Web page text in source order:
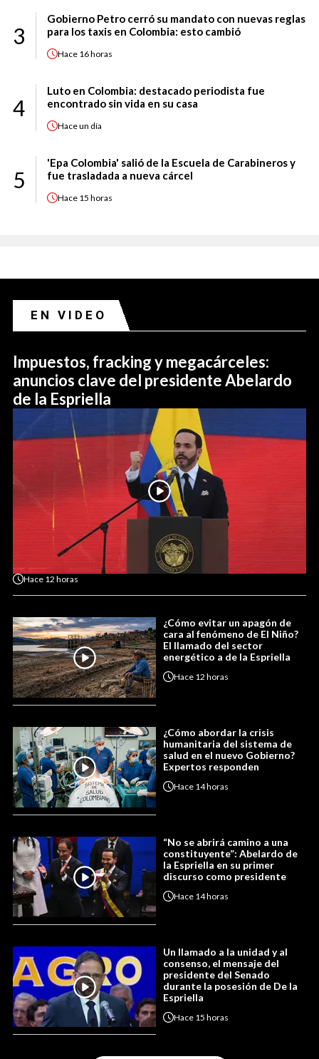
3
Gobierno Petro cerró su mandato con nuevas reglas
para los taxis en Colombia: esto cambió
Hace 16 horas
4
Luto en Colombia: destacado periodista fue
encontrado sin vida en su casa
Haceun día
5
'Epa Colombia' salió de la Escuela de Carabineros y
fue trasladada a nueva cárcel
Hace 15 horas
EN VIDEO
Impuestos, fracking y megacárceles:
anuncios clave del presidente Abelardo
de la Espriella
Hace 12 horas
¿Cómo evitar un apagón de
cara al fenómeno de El Niño?
El llamado del sector
energético a de la Espriella
Hace 12 horas
¿Cómo abordar la crisis
humanitaria del sistema de
salud en el nuevo Gobierno?
Expertos responden
Hace 14 horas
“No se abrirá camino a una
constituyente”: Abelardo de
la Espriella en su primer
discurso como presidente
Hace 14 horas
Un llamado a la unidad y al
consenso, el mensaje del
presidente del Senado
durante la posesión de De la
Espriella
Hace 15 horas